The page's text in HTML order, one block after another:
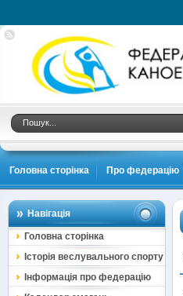
Головна сторінка Про федерацію
Навігація
Головна сторінка
Історія веслувального спорту
Інформація про федерацію